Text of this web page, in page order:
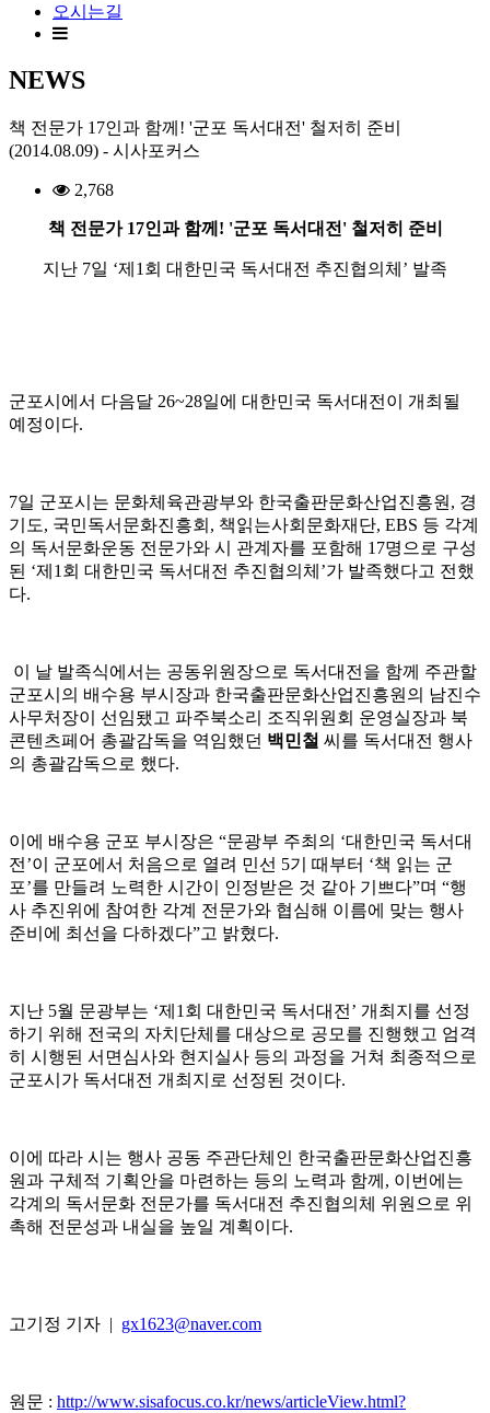
오시는길
NEWS
책 전문가 17인과 함께! '군포 독서대전' 철저히 준비
(2014.08.09) - 시사포커스
2,768
책 전문가 17인과 함께! '군포 독서대전' 철저히 준비
지난 7일 ‘제1회 대한민국 독서대전 추진협의체’ 발족
군포시에서 다음달 26~28일에 대한민국 독서대전이 개최될
예정이다.
7일 군포시는 문화체육관광부와 한국출판문화산업진흥원, 경
기도, 국민독서문화진흥회, 책읽는사회문화재단, EBS 등 각계
의 독서문화운동 전문가와 시 관계자를 포함해 17명으로 구성
된 ‘제1회 대한민국 독서대전 추진협의체’가 발족했다고 전했
다.
이 날 발족식에서는 공동위원장으로 독서대전을 함께 주관할
군포시의 배수용 부시장과 한국출판문화산업진흥원의 남진수
사무처장이 선임됐고 파주북소리 조직위원회 운영실장과 북
콘텐츠페어 총괄감독을 역임했던 백민철 씨를 독서대전 행사
의 총괄감독으로 했다.
이에 배수용 군포 부시장은 “문광부 주최의 ‘대한민국 독서대
전’이 군포에서 처음으로 열려 민선 5기 때부터 ‘책 읽는 군
포’를 만들려 노력한 시간이 인정받은 것 같아 기쁘다”며 “행
사 추진위에 참여한 각계 전문가와 협심해 이름에 맞는 행사
준비에 최선을 다하겠다”고 밝혔다.
지난 5월 문광부는 ‘제1회 대한민국 독서대전’ 개최지를 선정
하기 위해 전국의 자치단체를 대상으로 공모를 진행했고 엄격
히 시행된 서면심사와 현지실사 등의 과정을 거쳐 최종적으로
군포시가 독서대전 개최지로 선정된 것이다.
이에 따라 시는 행사 공동 주관단체인 한국출판문화산업진흥
원과 구체적 기획안을 마련하는 등의 노력과 함께, 이번에는
각계의 독서문화 전문가를 독서대전 추진협의체 위원으로 위
촉해 전문성과 내실을 높일 계획이다.
고기정 기자 | gx1623@naver.com
원문 : http://www.sisafocus.co.kr/news/articleView.html?